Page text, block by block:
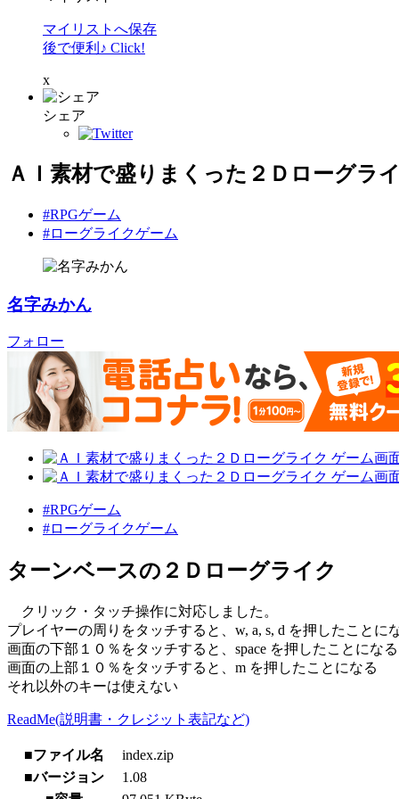
マイリストへ保存
後で便利♪ Click!
x
シェア
ＡＩ素材で盛りまくった２Ｄローグラ
#RPGゲーム
#ローグライクゲーム
名字みかん
フォロー
#RPGゲーム
#ローグライクゲーム
ターンベースの２Ｄローグライク
クリック・タッチ操作に対応しました。
プレイヤーの周りをタッチすると、w, a, s, d を押したことに
画面の下部１０％をタッチすると、space を押したことになる
画面の上部１０％をタッチすると、m を押したことになる
それ以外のキーは使えない
ReadMe(説明書・クレジット表記など)
■ファイル名
index.zip
■バージョン
1.08